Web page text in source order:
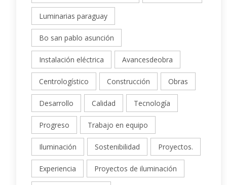
Luminarias paraguay
Bo san pablo asunción
Instalación eléctrica Avancesdeobra
Centrologístico Construcción Obras
Desarrollo Calidad Tecnología
Progreso Trabajo en equipo
Iluminación Sostenibilidad Proyectos.
Experiencia Proyectos de iluminación